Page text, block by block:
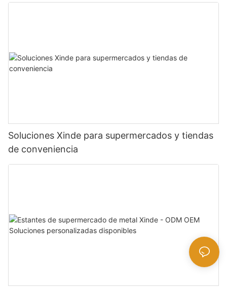
Soluciones Xinde para supermercados y tiendas
de conveniencia